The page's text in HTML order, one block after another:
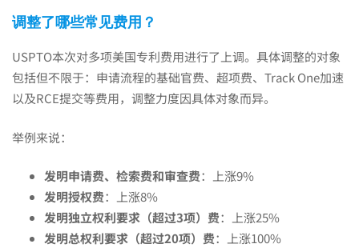
专
利
费
用
调整了哪些常见费用？
USPTO本次对多项美国专利费用进行了上调。具体调整的对象
包括但不限于：申请流程的基础官费、超项费、Track One加速
以及RCE提交等费用，调整力度因具体对象而异。
举例来说：
发明申请费、检索费和审查费：上涨9%
发明授权费：上涨8%
发明独立权利要求（超过3项）费：上涨25%
发明总权利要求（超过20项）费：上涨100%